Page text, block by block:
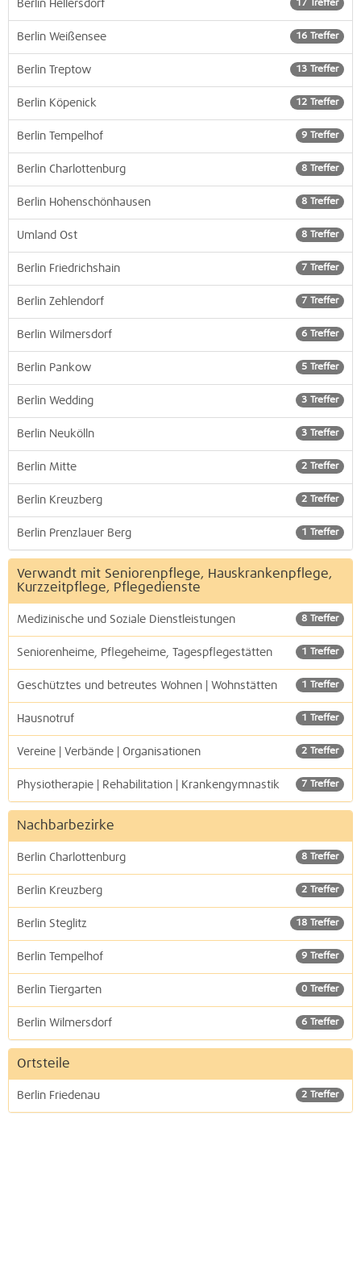
17 Treffer
Berlin Hellersdorf
16 Treffer
Berlin Weißensee
13 Treffer
Berlin Treptow
12 Treffer
Berlin Köpenick
9 Treffer
Berlin Tempelhof
8 Treffer
Berlin Charlottenburg
8 Treffer
Berlin Hohenschönhausen
8 Treffer
Umland Ost
7 Treffer
Berlin Friedrichshain
7 Treffer
Berlin Zehlendorf
6 Treffer
Berlin Wilmersdorf
5 Treffer
Berlin Pankow
3 Treffer
Berlin Wedding
3 Treffer
Berlin Neukölln
2 Treffer
Berlin Mitte
2 Treffer
Berlin Kreuzberg
1 Treffer
Berlin Prenzlauer Berg
Verwandt mit Seniorenpflege, Hauskrankenpflege,
Kurzzeitpflege, Pflegedienste
8 Treffer
Medizinische und Soziale Dienstleistungen
1 Treffer
Seniorenheime, Pflegeheime, Tagespflegestätten
1 Treffer
Geschütztes und betreutes Wohnen | Wohnstätten
1 Treffer
Hausnotruf
2 Treffer
Vereine | Verbände | Organisationen
7 Treffer
Physiotherapie | Rehabilitation | Krankengymnastik
Nachbarbezirke
8 Treffer
Berlin Charlottenburg
2 Treffer
Berlin Kreuzberg
18 Treffer
Berlin Steglitz
9 Treffer
Berlin Tempelhof
0 Treffer
Berlin Tiergarten
6 Treffer
Berlin Wilmersdorf
Ortsteile
2 Treffer
Berlin Friedenau